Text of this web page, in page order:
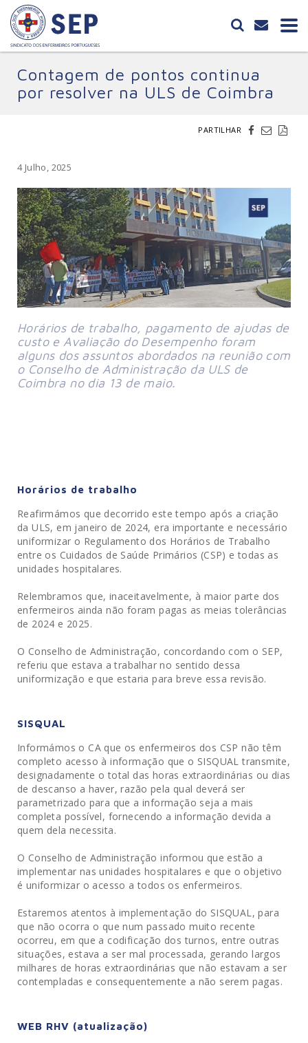
Contagem de pontos continua
por resolver na ULS de Coimbra
PARTILHAR
4 Julho, 2025
Horários de trabalho, pagamento de ajudas de
custo e Avaliação do Desempenho foram
alguns dos assuntos abordados na reunião com
o Conselho de Administração da ULS de
Coimbra no dia 13 de maio.
Horários de trabalho
Reafirmámos que decorrido este tempo após a criação
da ULS, em janeiro de 2024, era importante e necessário
uniformizar o Regulamento dos Horários de Trabalho
entre os Cuidados de Saúde Primários (CSP) e todas as
unidades hospitalares.
Relembramos que, inaceitavelmente, à maior parte dos
enfermeiros ainda não foram pagas as meias tolerâncias
de 2024 e 2025.
O Conselho de Administração, concordando com o SEP,
referiu que estava a trabalhar no sentido dessa
uniformização e que estaria para breve essa revisão.
SISQUAL
Informámos o CA que os enfermeiros dos CSP não têm
completo acesso à informação que o SISQUAL transmite,
designadamente o total das horas extraordinárias ou dias
de descanso a haver, razão pela qual deverá ser
parametrizado para que a informação seja a mais
completa possível, fornecendo a informação devida a
quem dela necessita.
O Conselho de Administração informou que estão a
implementar nas unidades hospitalares e que o objetivo
é uniformizar o acesso a todos os enfermeiros.
Estaremos atentos à implementação do SISQUAL, para
que não ocorra o que num passado muito recente
ocorreu, em que a codificação dos turnos, entre outras
situações, estava a ser mal processada, gerando largos
milhares de horas extraordinárias que não estavam a ser
contempladas e consequentemente a não serem pagas.
WEB RHV (atualização)